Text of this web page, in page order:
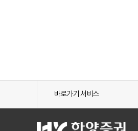
바로가기 서비스